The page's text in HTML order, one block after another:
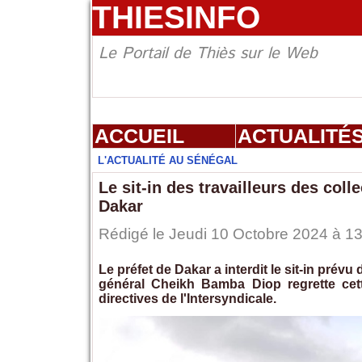
THIESINFO
Le Portail de Thiès sur le Web
ACCUEIL
L'ACTUALITÉ AU SÉNÉGAL
Le sit-in des travailleurs des
Dakar
Rédigé le Jeudi 10 Octobre 2024 à
Le préfet de Dakar a interdit le sit-in
général Cheikh Bamba Diop regrette
directives de l'Intersyndicale.